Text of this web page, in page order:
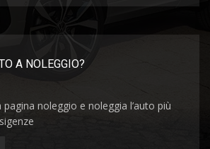
A NOLEGGIO?
noleggio e noleggia l’auto più